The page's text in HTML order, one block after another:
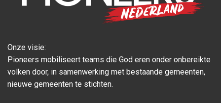
Onze visie:
Pioneers mobiliseert teams die God eren onder onbereikte
volken door, in samenwerking met bestaande gemeenten,
nieuwe gemeenten te stichten.